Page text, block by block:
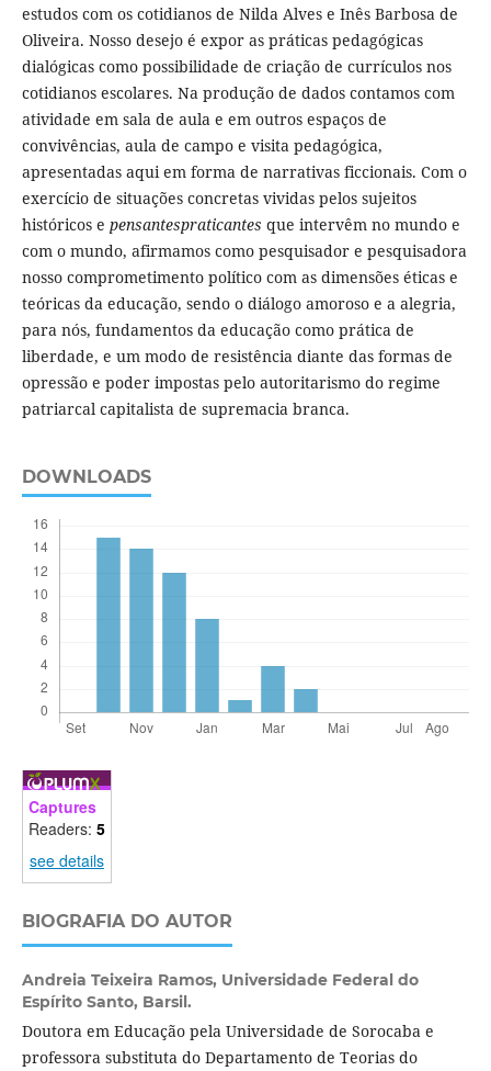
estudos com os cotidianos de Nilda Alves e Inês Barbosa de
Oliveira. Nosso desejo é expor as práticas pedagógicas
dialógicas como possibilidade de criação de currículos nos
cotidianos escolares. Na produção de dados contamos com
atividade em sala de aula e em outros espaços de
convivências, aula de campo e visita pedagógica,
apresentadas aqui em forma de narrativas ficcionais. Com o
exercício de situações concretas vividas pelos sujeitos
históricos e pensantespraticantes que intervêm no mundo e
com o mundo, afirmamos como pesquisador e pesquisadora
nosso comprometimento político com as dimensões éticas e
teóricas da educação, sendo o diálogo amoroso e a alegria,
para nós, fundamentos da educação como prática de
liberdade, e um modo de resistência diante das formas de
opressão e poder impostas pelo autoritarismo do regime
patriarcal capitalista de supremacia branca.
DOWNLOADS
Captures
Readers: 5
see details
BIOGRAFIA DO AUTOR
Andreia Teixeira Ramos, Universidade Federal do
Espírito Santo, Barsil.
Doutora em Educação pela Universidade de Sorocaba e
professora substituta do Departamento de Teorias do